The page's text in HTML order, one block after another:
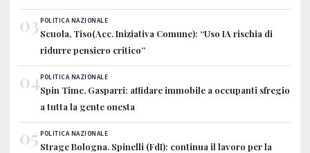
03POLITICA NAZIONALE
Scuola, Tiso(Acc. Iniziativa Comune): “Uso IA rischia di
ridurre pensiero critico”
04POLITICA NAZIONALE
Spin Time, Gasparri: affidare immobile a occupanti sfregio
a tutta la gente onesta
05 POLITICA NAZIONALE
Strage Bologna. Spinelli (FdI): continua il lavoro per la